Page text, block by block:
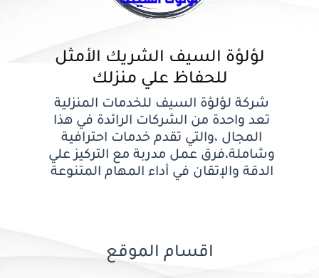
لؤلؤة السيف الشريك الأمثل
للحفاظ علي منزلك
شركة لؤلؤة السيف للخدمات المنزلية
تعد واحدة من الشركات الرائدة في هذا
المجال ،والتي تقدم خدمات احترافية
وشاملة،فرق عمل مدربة مع التركيز علي
الدقة والإتقان في أداء المهام المتنوعة
اقسام الموقع